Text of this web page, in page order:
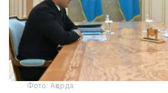
Фото: Ақорда